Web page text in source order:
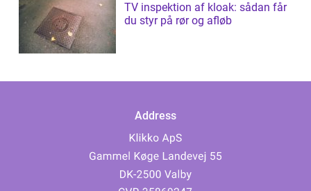
TV inspektion af kloak: sådan får
du styr på rør og afløb
Address